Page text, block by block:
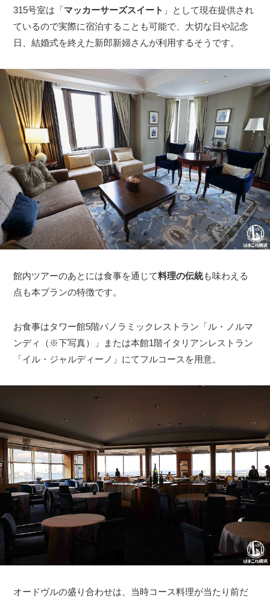
315号室は「マッカーサーズスイート 」として現在提供され
ているので実際に宿泊することも可能で、大切な日や記念
日、結婚式を終えた新郎新婦さんが利用するそうです。
館内ツアーのあとには食事を通じて料理の伝統も味わえる
点も本プランの特徴です。
お食事はタワー館5階パノラミックレストラン「ル・ノルマ
ンディ（※下写真）」または本館1階イタリアンレストラン
「イル・ジャルディーノ」にてフルコースを用意。
オードヴルの盛り合わせは、当時コース料理が当たり前だ